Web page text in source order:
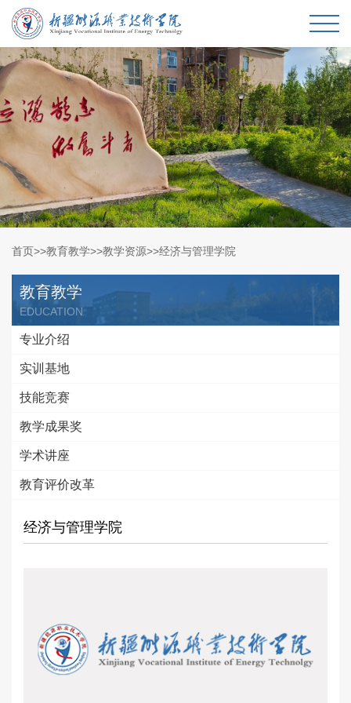
首页>>教育教学>>教学资源>>经济与管理学院
教育教学
EDUCATION
专业介绍
实训基地
技能竞赛
教学成果奖
学术讲座
教育评价改革
经济与管理学院